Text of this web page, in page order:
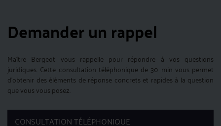
Demander un rappel
Maître Bergeot vous rappelle pour répondre à vos questions
juridiques. Cette consultation téléphonique de 30 min vous permet
d'obtenir des éléments de réponse concrets et rapides à la question
que vous vous posez.
CONSULTATION TÉLÉPHONIQUE